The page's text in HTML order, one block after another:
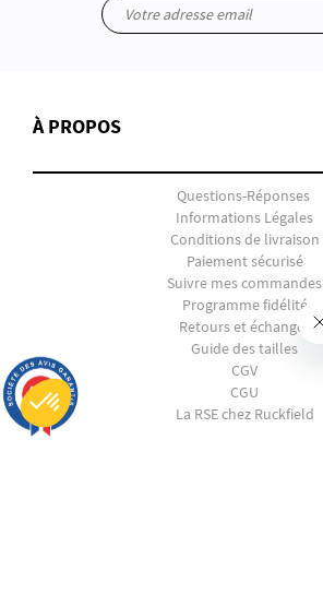
À PROPOS
Questions-Réponses
Informations Légales
Conditions de livraison
Paiement sécurisé
Suivre mes commandes
Programme fidélité
Retours et échanges
Guide des tailles
CGV
CGU
La RSE chez Ruckfield
9.7 /10
2888 avis